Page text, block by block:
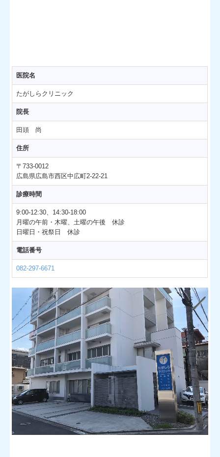
医院名
たがしらクリニック
院長
田頭 尚
住所
〒733-0012
広島県広島市西区中広町2-22-21
診療時間
9:00-12:30、14:30-18:00
月曜の午前・木曜、土曜の午後 休診
日曜日・祝祭日 休診
電話番号
082-297-6671